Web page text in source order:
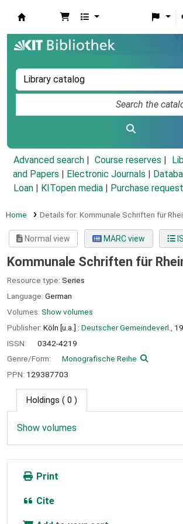
Advanced search Course reserves
and Papers
Electronic Journals
Loan
KITopen media Purchase request
Home Details for: Kommunale Schriften für
Normal view MARC view
Kommunale Schriften für
Resource type: Series
Language: German
Volumes: Show volumes
Publisher: Köln [u.a.] : Deutscher Gemeindeverl.,
ISSN:
0342-4219
Genre/Form:
Monografische Reihe
PPN: 129387703
Holdings ( 0 )
Show volumes
Print
Cite